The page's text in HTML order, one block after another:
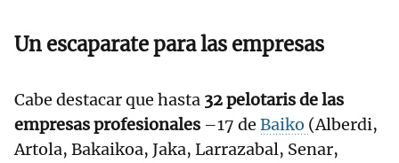
Un escaparate para las empresas
Cabe destacar que hasta 32 pelotaris de las
empresas profesionales –17 de Baiko (Alberdi,
Artola, Bakaikoa, Jaka, Larrazabal, Senar,